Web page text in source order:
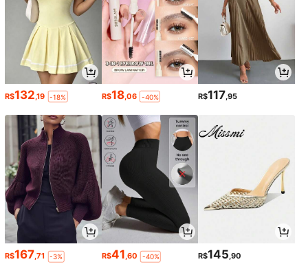
R$132,19 -18% R$18,06 -40% R$117,95
R$167,71 -3% R$41,60 -40% R$145,90